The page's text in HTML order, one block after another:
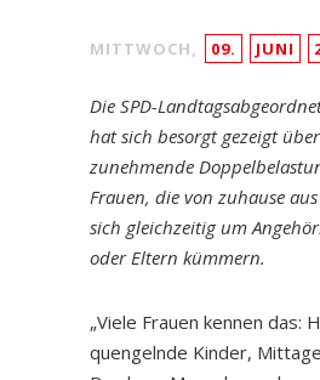
MITTWOCH, 09. JUNI
Die SPD-
hat sich besorgt gezeigt
zunehmende
Frauen, die von zuhause
sich gleichzeitig um
oder Eltern kümmern.
„Viele Frauen kennen das:
quengelnde Kinder,